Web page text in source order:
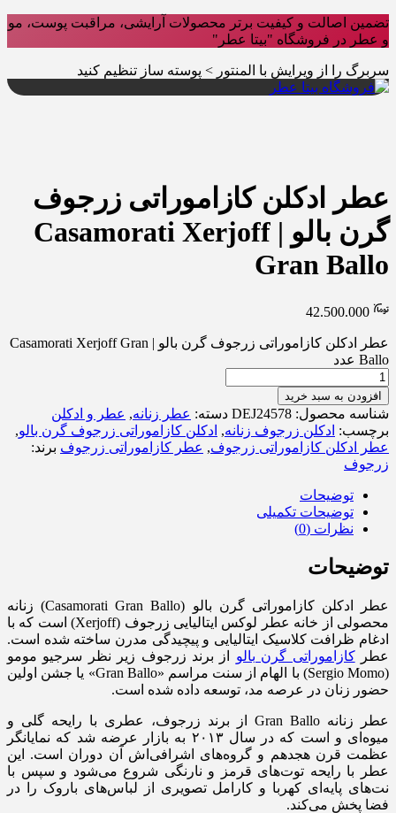
تضمین اصالت و کیفیت برتر محصولات آرایشی، مراقبت پوست، مو
و عطر در فروشگاه "بیتا عطر"
سربرگ را از ویرایش با المنتور > پوسته ساز تنظیم کنید
عطر ادکلن کازاموراتی زرجوف
گرن بالو | Casamorati Xerjoff
Gran Ballo
42.500.000
عطر ادکلن کازاموراتی زرجوف گرن بالو | Casamorati Xerjoff Gran
Ballo عدد
افزودن به سبد خرید
شناسه محصول: DEJ24578 دسته: عطر زنانه, عطر و ادکلن
برچسب: ادکلن زرجوف زنانه, ادکلن کازاموراتی زرجوف گرن بالو,
عطر ادکلن کازاموراتی زرجوف, عطر کازاموراتی زرجوف برند:
زرجوف
توضیحات
توضیحات تکمیلی
نظرات (0)
توضیحات
عطر ادکلن کازاموراتی گرن بالو (Casamorati Gran Ballo) زنانه
محصولی از خانه عطر لوکس ایتالیایی زرجوف (Xerjoff) است که با
ادغام ظرافت کلاسیک ایتالیایی و پیچیدگی مدرن ساخته شده است.
عطرکازاموراتی گرن بالو از برند زرجوف زیر نظر سرجیو مومو
(Sergio Momo) با الهام از سنت مراسم «Gran Ballo» یا جشن اولین
حضور زنان در عرصه مد، توسعه داده شده است.
عطر زنانه Gran Ballo از برند زرجوف، عطری با رایحه گلی و
میوه‌ای و است که در سال ۲۰۱۳ به بازار عرضه شد که نمایانگر
عظمت قرن هجدهم و گروه‌های اشرافی‌اش آن دوران است. این
عطر با رایحه توت‌های قرمز و نارنگی شروع می‌شود و سپس با
نت‌های پایه‌ای کهربا و کارامل تصویری از لباس‌های باروک را در
فضا پخش می‌کند.